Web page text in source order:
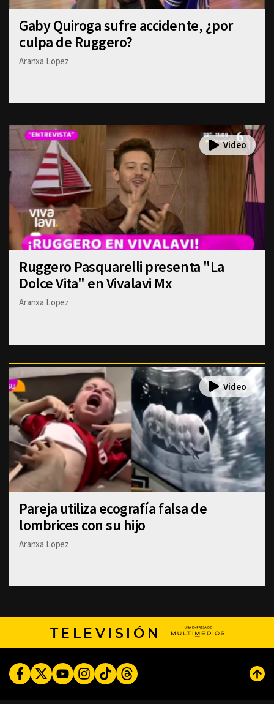
Gaby Quiroga sufre accidente, ¿por
culpa de Ruggero?
Aranxa Lopez
Ruggero Pasquarelli presenta "La
Dolce Vita" en Vivalavi Mx
Aranxa Lopez
Pareja utiliza ecografía falsa de
lombrices con su hijo
Aranxa Lopez
TELEVISIÓN
FacebookTwitterYoutubeInstagram
TikTokThreads